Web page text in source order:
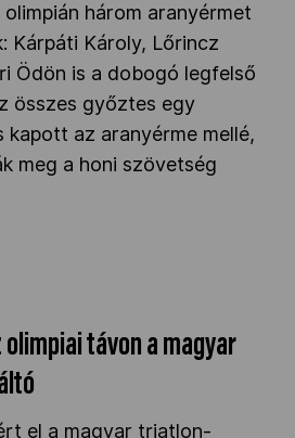
három aranyérmet
Kárpáti Károly, Lőrincz
Ödön is a dobogó legfelső
összes győztes egy
az aranyérme mellé,
meg a honi szövetség
olimpiai távon a magyar
el a magyar triatlon-